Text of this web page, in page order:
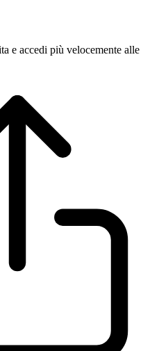
e accedi più velocemente alle